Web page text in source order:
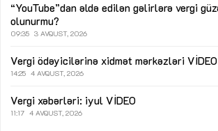
“YouTube”dan əldə edilən gəlirlərə vergi
olunurmu?
09:35 3 AVQUST, 2026
Vergi ödəyicilərinə xidmət mərkəzləri VİDEO
14:25 4 AVQUST, 2026
Vergi xəbərləri: iyul VİDEO
11:17 4 AVQUST, 2026